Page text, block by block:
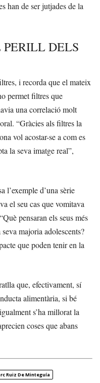
han de ser jutjades de la
PERILL DELS
i recorda que el mateix
permet filtres que
una correlació molt
“Gràcies als filtres la
vol acostar-se a com es
la seva imatge real”,
l’exemple d’una sèrie
el seu cas que vomitava
pensaran els seus més
majoria adolescents?
que poden tenir en la
que, efectivament, sí
alimentària, si bé
s’ha millorat la
coses que abans
Ruiz De Minteguía